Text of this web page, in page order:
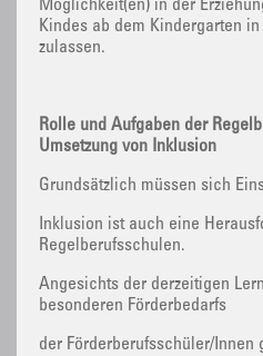
Möglichkeit(en) in der
Kindes ab dem Kindergarten
zulassen.
Rolle und Aufgaben der
Umsetzung von Inklusion
Grundsätzlich müssen sich
Inklusion ist auch eine
Regelberufsschulen.
Angesichts der derzeitigen
besonderen Förderbedarfs
der Förderberufsschüler/Innen